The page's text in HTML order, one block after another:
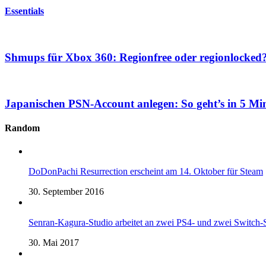
Essentials
Shmups für Xbox 360: Regionfree oder
Japanischen PSN-Account anlegen: So geht’s in 5
Random
DoDonPachi Resurrection erscheint am 14. Oktober für Steam
30. September 2016
Senran-Kagura-Studio arbeitet an zwei PS4- und zwei Switch-
30. Mai 2017